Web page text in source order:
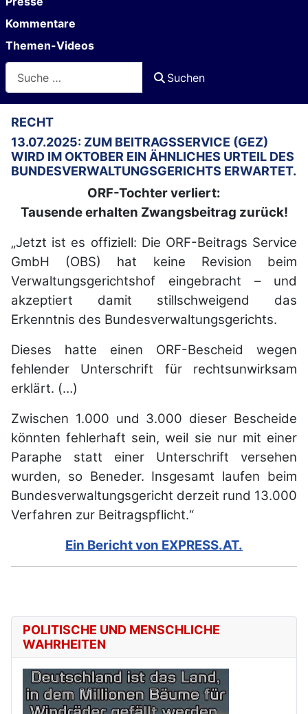
Kommentare
Themen-Videos
Suchen
RECHT
13.07.2025: ZUM BEITRAGSSERVICE (GEZ)
WIRD IM OKTOBER EIN ÄHNLICHES URTEIL DES
BUNDESVERWALTUNGSGERICHTS ERWARTET.
ORF-Tochter verliert:
Tausende erhalten Zwangsbeitrag zurück!
„Jetzt ist es offiziell: Die ORF-Beitrags Service
GmbH (OBS) hat keine Revision beim
Verwaltungsgerichtshof eingebracht – und
akzeptiert damit stillschweigend das
Erkenntnis des Bundesverwaltungsgerichts.
Dieses hatte einen ORF-Bescheid wegen
fehlender Unterschrift für rechtsunwirksam
erklärt. (…)
Zwischen 1.000 und 3.000 dieser Bescheide
könnten fehlerhaft sein, weil sie nur mit einer
Paraphe statt einer Unterschrift versehen
wurden, so Beneder. Insgesamt laufen beim
Bundesverwaltungsgericht derzeit rund 13.000
Verfahren zur Beitragspflicht.“
Ein Bericht von EXPRESS.AT.
POLITISCHE UND MENSCHLICHE
WAHRHEITEN